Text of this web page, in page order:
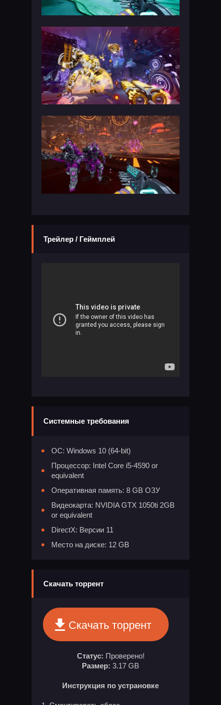
Трейлер / Геймплей
Системные требования
ОС: Windows 10 (64-bit)
Процессор: Intel Core i5-4590 or
equivalent
Оперативная память: 8 GB ОЗУ
Видеокарта: NVIDIA GTX 1050ti 2GB
or equivalent
DirectX: Версии 11
Место на диске: 12 GB
Скачать торрент
Скачать торрент
Статус: Проверено!
Размер: 3.17 GB
Инструкция по устрановке